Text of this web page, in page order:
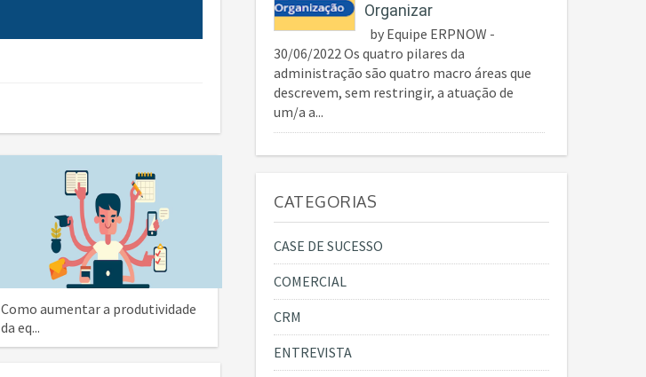
Como aumentar a produtividade
da eq...
Organizar
by Equipe ERPNOW -
30/06/2022 Os quatro pilares da
administração são quatro macro áreas que
descrevem, sem restringir, a atuação de
um/a a...
CATEGORIAS
CASE DE SUCESSO
COMERCIAL
CRM
ENTREVISTA